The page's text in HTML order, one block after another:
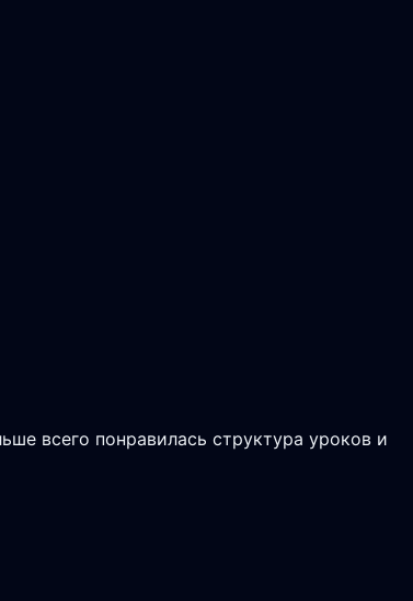
всего понравилась структура уроков и